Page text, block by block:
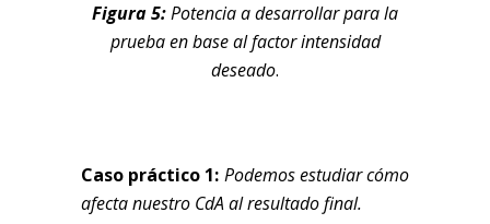
Figura 5:Potencia a desarrollar para la
prueba en base al factor intensidad
deseado.
Caso práctico 1: Podemos estudiar cómo
afecta nuestro CdA al resultado final.